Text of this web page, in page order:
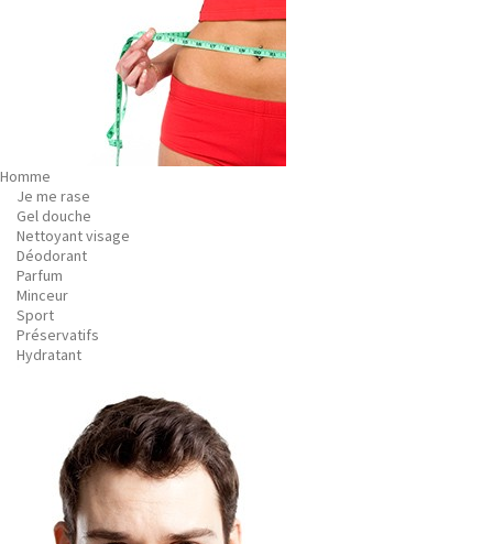
Homme
Je me rase
Gel douche
Nettoyant visage
Déodorant
Parfum
Minceur
Sport
Préservatifs
Hydratant